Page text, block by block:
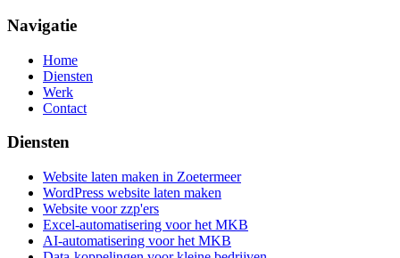
Navigatie
Home
Diensten
Werk
Contact
Diensten
Website laten maken in Zoetermeer
WordPress website laten maken
Website voor zzp'ers
Excel-automatisering voor het MKB
AI-automatisering voor het MKB